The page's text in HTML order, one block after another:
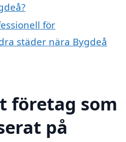
för
städer nära Bygdeå
företag som
på